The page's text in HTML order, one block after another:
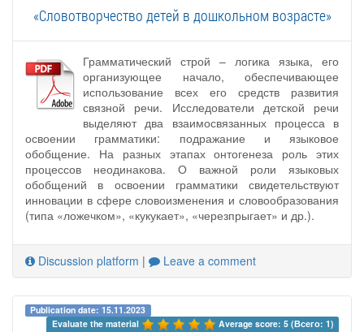
«Словотворчество детей в дошкольном возрасте»
Грамматический строй – логика языка, его
организующее начало, обеспечивающее
использование всех его средств развития
связной речи. Исследователи детской речи
выделяют два взаимосвязанных процесса в
освоении грамматики: подражание и языковое
обобщение. На разных этапах онтогенеза роль этих
процессов неодинакова. О важной роли языковых
обобщений в освоении грамматики свидетельствуют
инновации в сфере словоизменения и словообразования
(типа «ложечком», «кукукает», «черезпрыгает» и др.).
Discussion platform | Leave a comment
Publication date: 15.11.2023
Evaluate the material
Average score: 5 (Всего: 1)